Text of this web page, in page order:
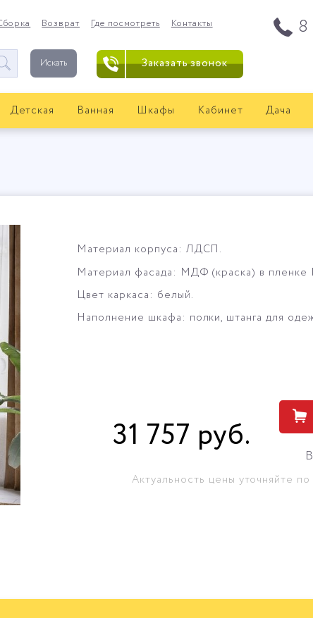
Возврат Где посмотреть Контакты
Искать
8
Заказать звонок
Детская Ванная Шкафы Кабинет Дача
Материал корпуса: ЛДСП.
Материал фасада: МДФ (краска) в пленке
Цвет каркаса: белый.
Наполнение шкафа: полки, штанга для
31 757 руб.
Актуальность цены уточняйте